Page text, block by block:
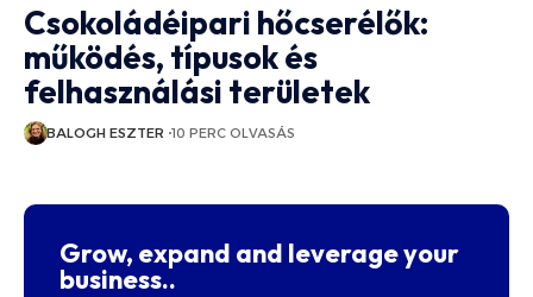
Csokoládéipari hőcserélők:
működés, típusok és
felhasználási területek
BALOGH ESZTER 10 PERC OLVASÁS
Grow, expand and leverage your
business..